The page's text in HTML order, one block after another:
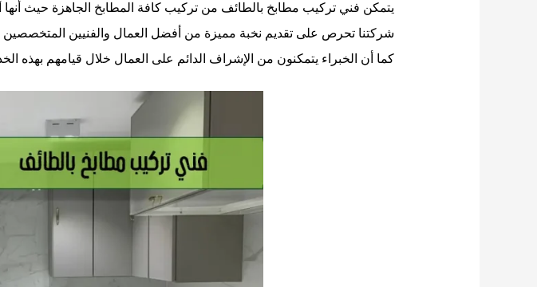
يتمكن فني تركيب مطابخ بالطائف من تركيب كافة المطابخ الجاهزة حيث أنها
شركتنا تحرص على تقديم نخبة مميزة من أفضل العمال والفنيين المتخصصين
كما أن الخبراء يتمكنون من الإشراف الدائم على العمال خلال قيامهم بهذه